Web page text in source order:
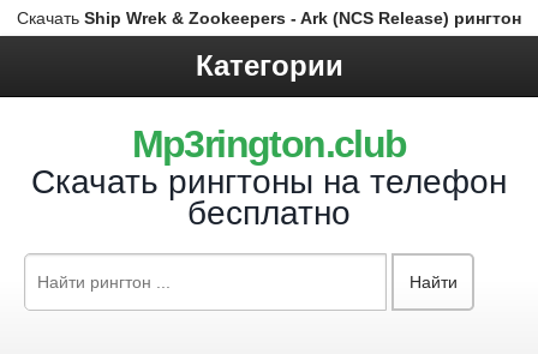
Скачать Ship Wrek & Zookeepers - Ark (NCS Release) рингтон
Категории
Mp3rington.club
Скачать рингтоны на телефон
бесплатно
Найти